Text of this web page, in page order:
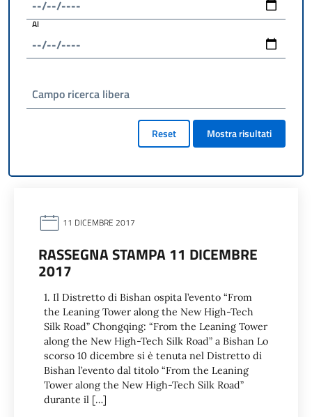
Al
Campo ricerca libera
Reset Mostra risultati
11 DICEMBRE 2017
RASSEGNA STAMPA 11 DICEMBRE
2017
1. Il Distretto di Bishan ospita l’evento “From
the Leaning Tower along the New High-Tech
Silk Road” Chongqing: “From the Leaning Tower
along the New High-Tech Silk Road” a Bishan Lo
scorso 10 dicembre si è tenuta nel Distretto di
Bishan l’evento dal titolo “From the Leaning
Tower along the New High-Tech Silk Road”
durante il […]